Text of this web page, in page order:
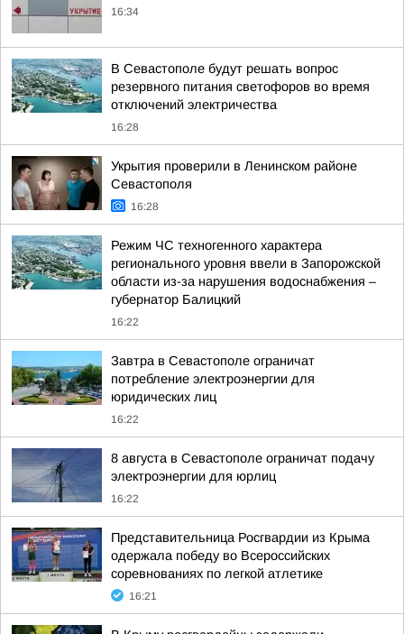
16:34
В Севастополе будут решать вопрос
резервного питания светофоров во время
отключений электричества
16:28
Укрытия проверили в Ленинском районе
Севастополя
16:28
Режим ЧС техногенного характера
регионального уровня ввели в Запорожской
области из-за нарушения водоснабжения –
губернатор Балицкий
16:22
Завтра в Севастополе ограничат
потребление электроэнергии для
юридических лиц
16:22
8 августа в Севастополе ограничат подачу
электроэнергии для юрлиц
16:22
Представительница Росгвардии из Крыма
одержала победу во Всероссийских
соревнованиях по легкой атлетике
16:21